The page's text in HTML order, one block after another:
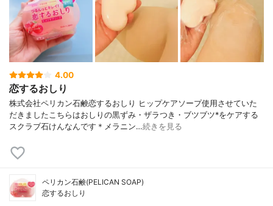
4.00
恋するおしり
株式会社ペリカン石鹸恋するおしり ヒップケアソープ使用させていた
だきましたこちらはおしりの黒ずみ・ザラつき・ブツブツ*をケアする
スクラブ石けんなんです＊メラニン…続きを見る
ペリカン石鹸(PELICAN SOAP)
恋するおしり